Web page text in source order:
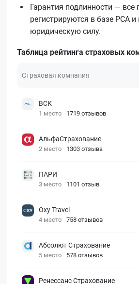
Гарантия подлинности — все
регистрируются в базе РСА
юридическую силу.
Таблица рейтинга страховых
Страховая компания
ВСК
1 место 1719 отзывов
АльфаСтрахование
2 место 1303 отзыва
ПАРИ
3 место 1101 отзыв
Oxy Travel
4 место 758 отзывов
Абсолют Страхование
5 место 578 отзывов
Ренессанс Страхование